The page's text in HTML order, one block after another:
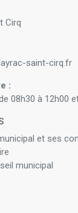
Cirq
saint-cirq.fr
:
08h30 à 12h00
et ses
municipal